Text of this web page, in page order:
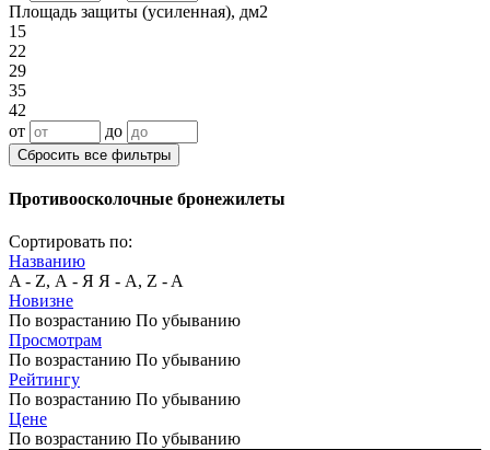
Площадь защиты (усиленная), дм2
15
22
29
35
42
от
до
Сбросить все фильтры
Противоосколочные бронежилеты
Сортировать по:
Названию
A - Z, А - Я Я - А, Z - A
Новизне
По возрастанию По убыванию
Просмотрам
По возрастанию По убыванию
Рейтингу
По возрастанию По убыванию
Цене
По возрастанию По убыванию